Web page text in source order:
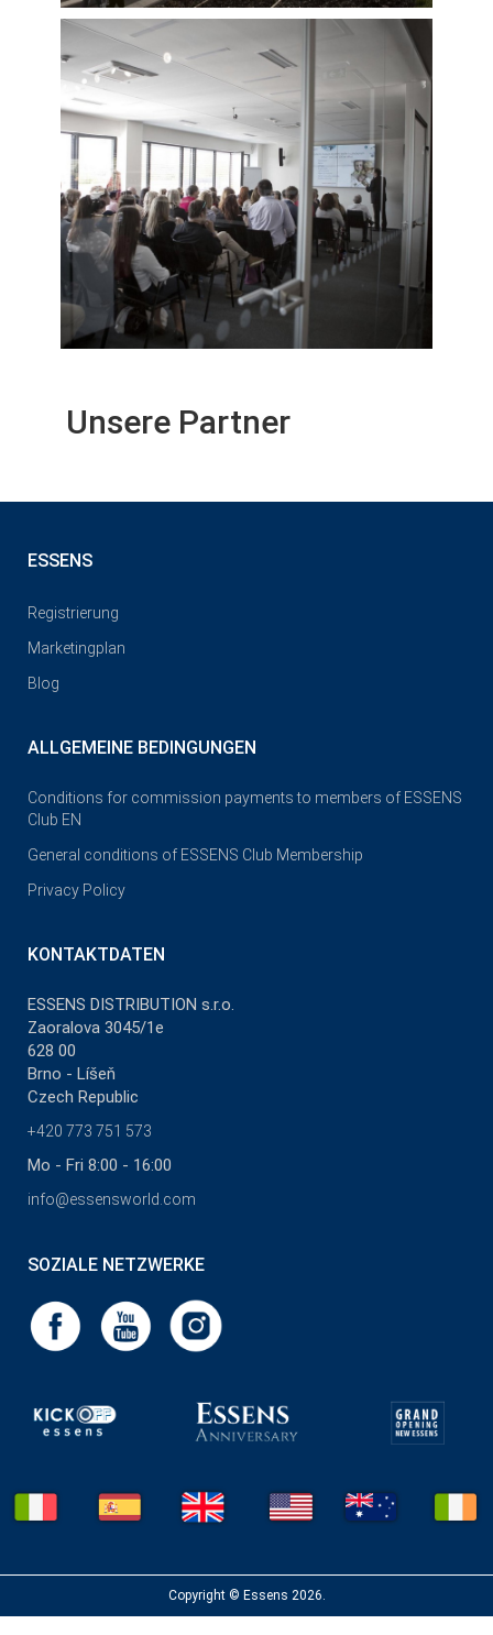
Unsere Partner
ESSENS
Registrierung
Marketingplan
Blog
ALLGEMEINE BEDINGUNGEN
Conditions for commission payments to members of ESSENS
Club EN
General conditions of ESSENS Club Membership
Privacy Policy
KONTAKTDATEN
ESSENS DISTRIBUTION s.r.o.
Zaoralova 3045/1e
628 00
Brno - Líšeň
Czech Republic
+420 773 751 573
Mo - Fri 8:00 - 16:00
info@essensworld.com
SOZIALE NETZWERKE
Copyright © Essens 2026.